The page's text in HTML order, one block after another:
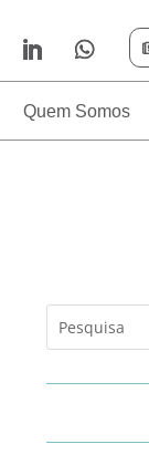
Quem Somos